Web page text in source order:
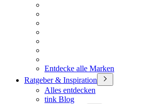
Entdecke alle Marken
Ratgeber & Inspiration
Alles entdecken
tink Blog